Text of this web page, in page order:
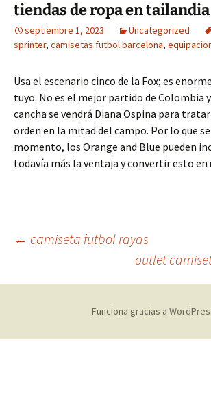
tiendas de ropa en tailandia
septiembre 1, 2023 Uncategorized
sprinter, camisetas futbol barcelona,
Usa el escenario cinco de la Fox; es
tuyo. No es el mejor partido de Colombia
cancha se vendrá Diana Ospina para
orden en la mitad del campo. Por lo que
momento, los Orange and Blue pueden
todavía más la ventaja y convertir esto en
Navegación
de
entradas
← camiseta futbol rayas
outlet
Funciona gracias a